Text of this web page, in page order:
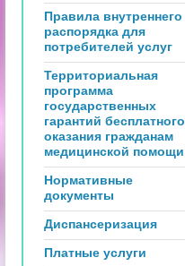
Правила внутреннего
распорядка для
потребителей услуг
Территориальная
программа
государственных
гарантий бесплатного
оказания гражданам
медицинской помощи
Нормативные
документы
Диспансеризация
Платные услуги